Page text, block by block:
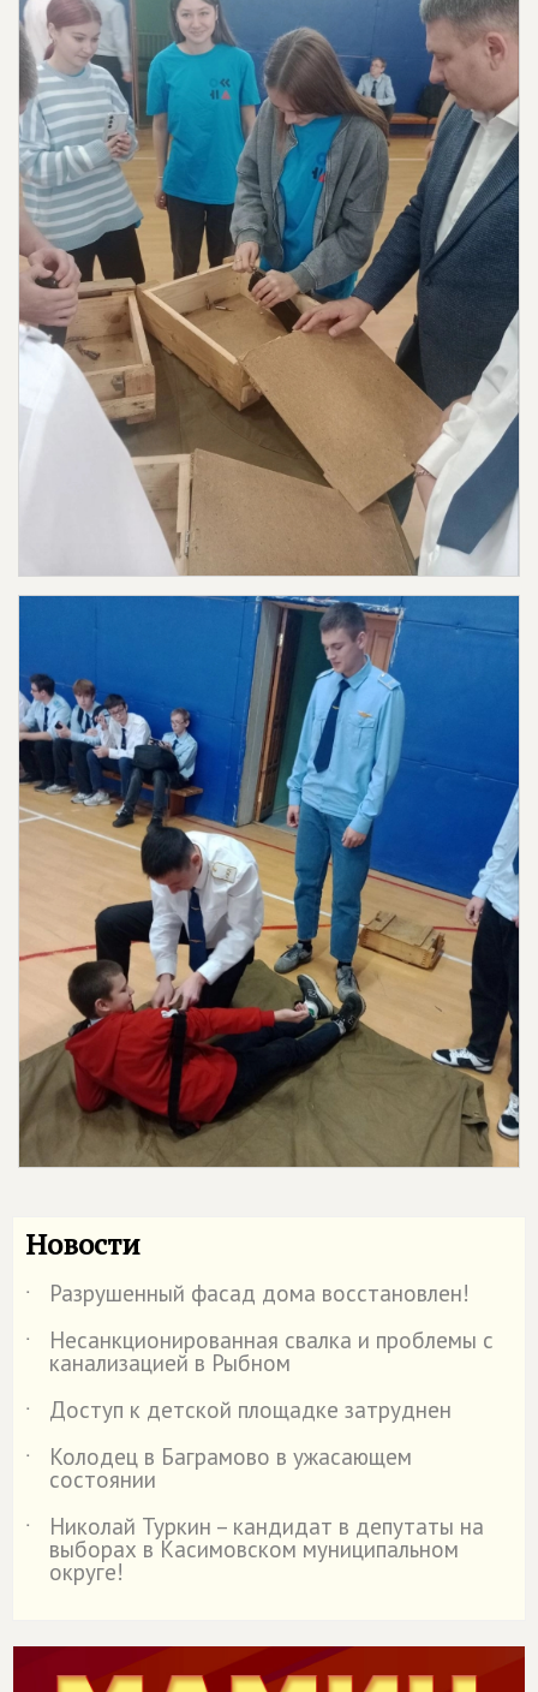
Новости
˙
Разрушенный фасад дома восстановлен!
˙
Несанкционированная свалка и проблемы с
канализацией в Рыбном
˙
Доступ к детской площадке затруднен
˙
Колодец в Баграмово в ужасающем
состоянии
˙
Николай Туркин – кандидат в депутаты на
выборах в Касимовском муниципальном
округе!